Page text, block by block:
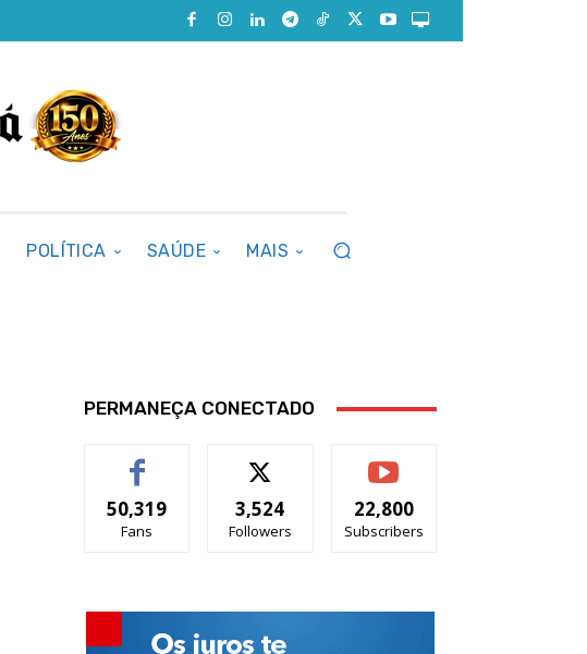
POLÍTICA SAÚDE MAIS
PERMANEÇA CONECTADO
50,319
Fans
3,524
Followers
22,800
Subscribers